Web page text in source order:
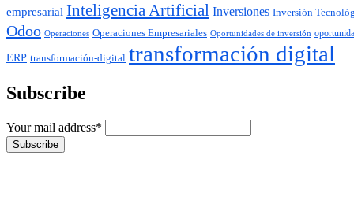
empresarial Inteligencia Artificial Inversiones Inversión
Odoo Operaciones Operaciones Empresariales Oportunidades de inversión
ERP transformación-digital transformación digital
Subscribe
Your mail address*